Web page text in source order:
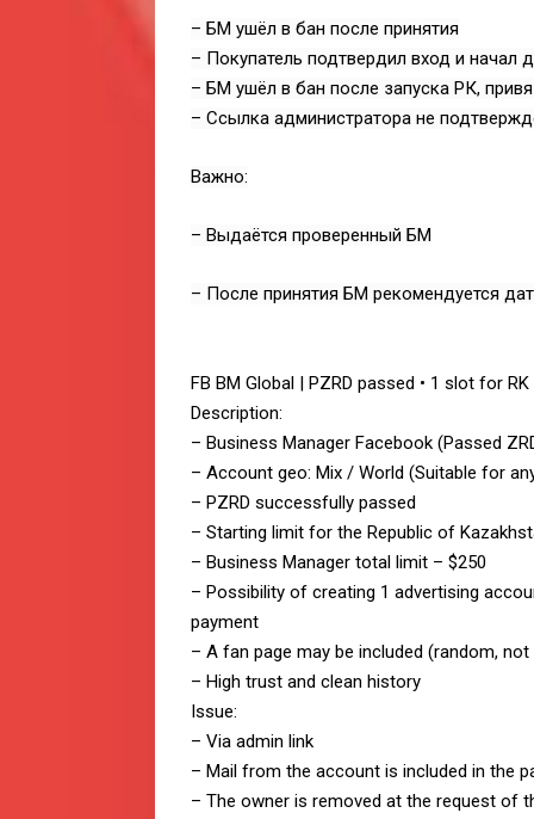
– БМ ушёл в бан после принятия
– Покупатель подтвердил вход и начал
– БМ ушёл в бан после запуска РК,
– Ссылка администратора не
Важно:
– Выдаётся проверенный БМ
– После принятия БМ рекомендуется
FB BM Global | PZRD passed • 1 slot for
Description:
– Business Manager Facebook (Passed
– Account geo: Mix / World (Suitable for
– PZRD successfully passed
– Starting limit for the Republic of
– Business Manager total limit – $250
– Possibility of creating 1 advertising
payment
– A fan page may be included (random,
– High trust and clean history
Issue:
– Via admin link
– Mail from the account is included in the
– The owner is removed at the request of